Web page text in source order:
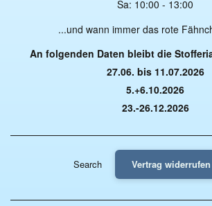
Sa: 10:00 - 13:00
...und wann immer das rote
An folgenden Daten bleibt die
27.06. bis 11.07.2026
5.+6.10.2026
23.-26.12.2026
Search Vertrag widerrufen